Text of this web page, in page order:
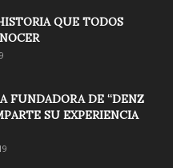
QUE TODOS
FUNDADORA DE “DENZ
SU EXPERIENCIA